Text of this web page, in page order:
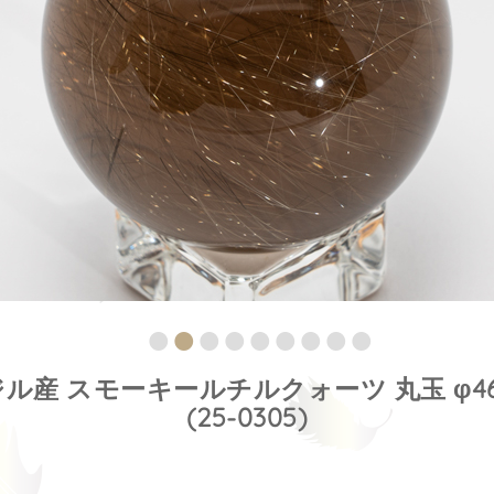
産 スモーキールチルクォーツ 丸玉
(25-0305)